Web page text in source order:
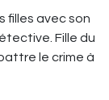
filles avec son
Fille du
le crime à